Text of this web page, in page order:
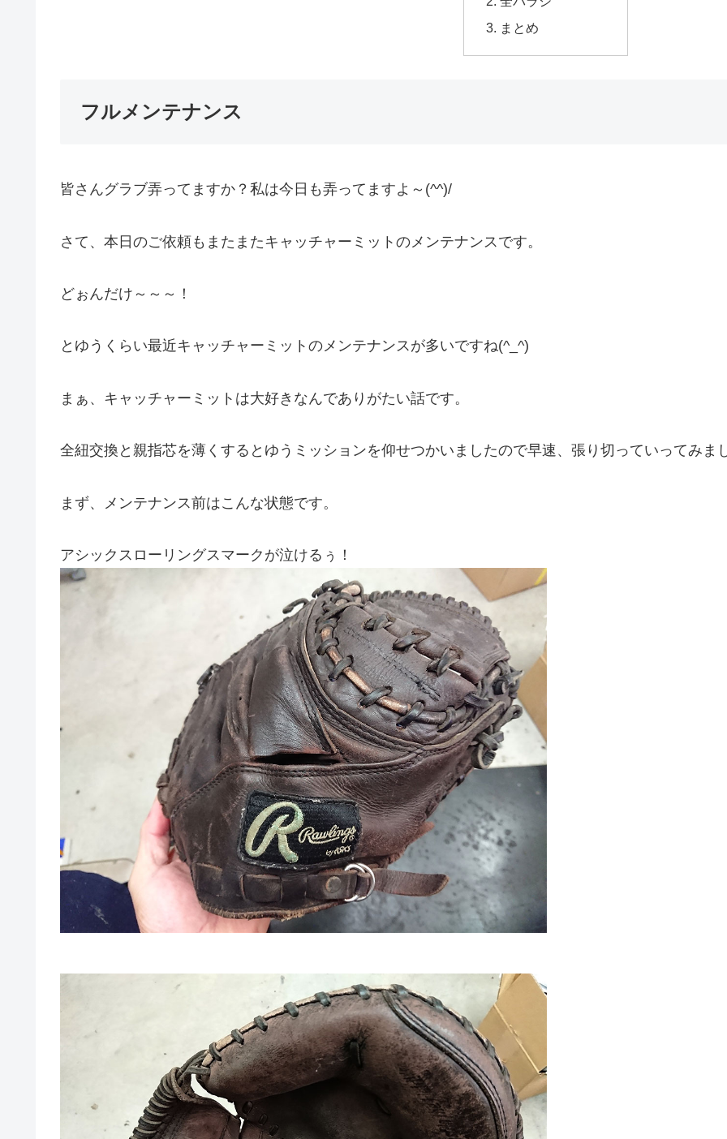
まとめ
フルメンテナンス
皆さんグラブ弄ってますか？私は今日も弄ってますよ～(^^)/
さて、本日のご依頼もまたまたキャッチャーミットのメンテナンスです。
どぉんだけ～～～！
とゆうくらい最近キャッチャーミットのメンテナンスが多いですね(^_^)
まぁ、キャッチャーミットは大好きなんでありがたい話です。
全紐交換と親指芯を薄くするとゆうミッションを仰せつかいましたので早速、張り切っていってみま
まず、メンテナンス前はこんな状態です。
アシックスローリングスマークが泣けるぅ！